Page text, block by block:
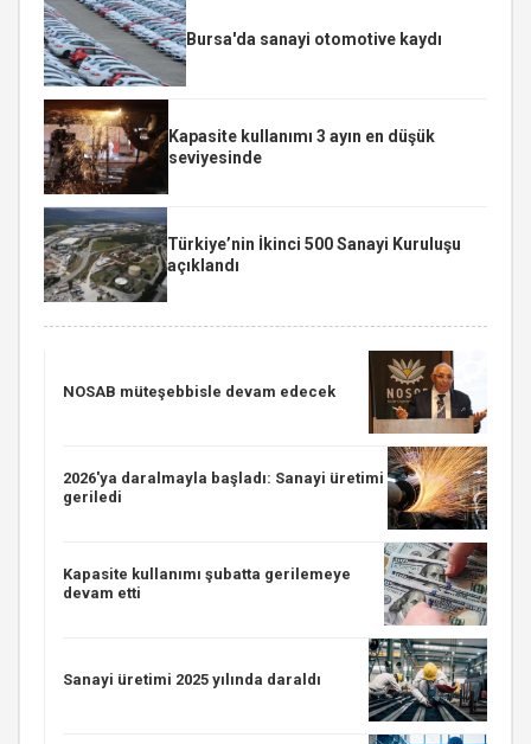
Bursa'da sanayi otomotive kaydı
Kapasite kullanımı 3 ayın en düşük
seviyesinde
Türkiye’nin İkinci 500 Sanayi Kuruluşu
açıklandı
NOSAB müteşebbisle devam edecek
2026'ya daralmayla başladı: Sanayi üretimi
geriledi
Kapasite kullanımı şubatta gerilemeye
devam etti
Sanayi üretimi 2025 yılında daraldı